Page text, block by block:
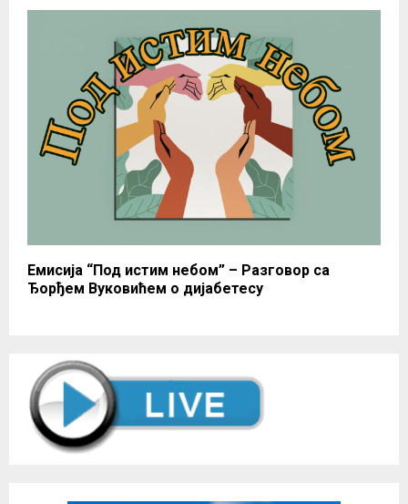
Емисија “Под истим небом” – Разговор са
Ђорђем Вуковићем о дијабетесу